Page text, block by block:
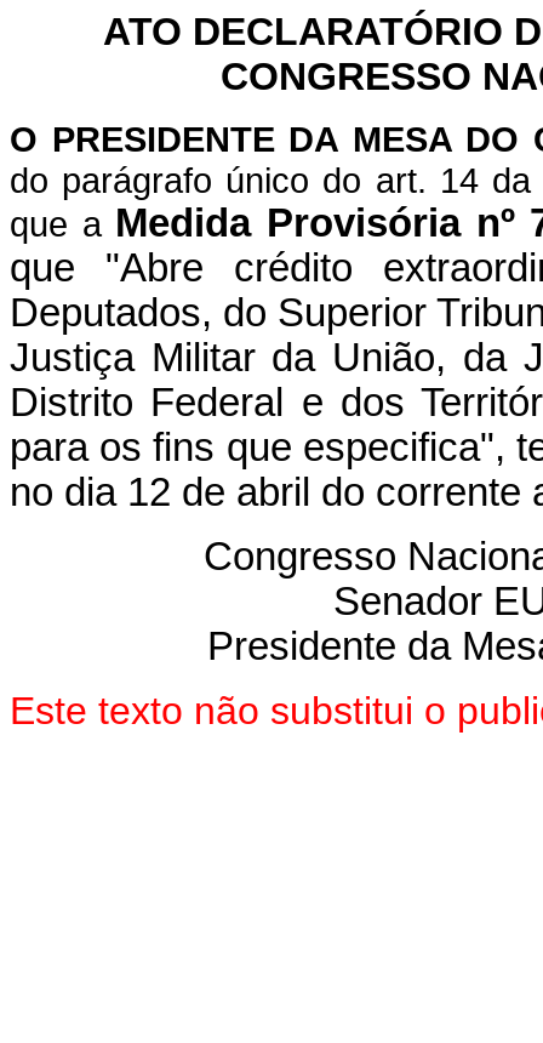
ATO DECLARATÓRIO
CONGRESSO
O PRESIDENTE DA MESA
do parágrafo único do art. 14
que a Medida Provisória nº
que "Abre crédito
Deputados, do Superior
Justiça Militar da União, da
Distrito Federal e dos
para os fins que especifica",
no dia 12 de abril do corrente
Congresso
Senador
Presidente da
Este texto não substitui o